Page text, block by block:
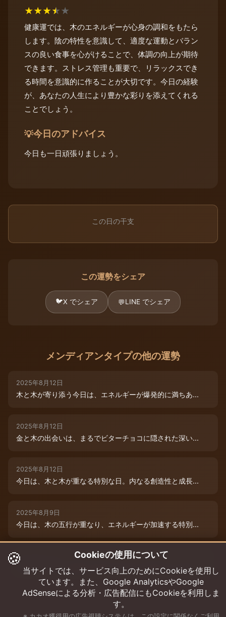
★★★★★
健康運では、木のエネルギーが心身の調和をもたら
します。陰の特性を意識して、適度な運動とバラン
スの良い食事を心がけることで、体調の向上が期待
できます。ストレス管理も重要で、リラックスでき
る時間を意識的に作ることが大切です。今日の経験
が、あなたの人生により豊かな彩りを添えてくれる
ことでしょう。
💡今日のアドバイス
今日も一日頑張りましょう。
この日の干支
この運勢をシェア
🐦X でシェア 💬LINE でシェア
メンディアンタイプの他の運勢
2025年8月12日
木と木が寄り添う今日は、エネルギーが爆発的に満ちあ...
2025年8月12日
金と木の出会いは、まるでビターチョコに隠された深い...
2025年8月12日
今日は、木と木が重なる特別な日。内なる創造性と成長...
2025年8月9日
今日は、木の五行が重なり、エネルギーが加速する特別...
2025年8月12日
本日は、金と木の微妙な相克エネルギーが流れています...
🍪 Cookieの使用について
当サイトでは、サービス向上のためにCookieを使用し
ています。また、Google AnalyticsやGoogle
AdSenseによる分析・広告配信にもCookieを利用しま
す。